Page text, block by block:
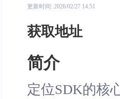
更新时间: 2026/02/27 14:51
获取地址
简介
定位SDK的核